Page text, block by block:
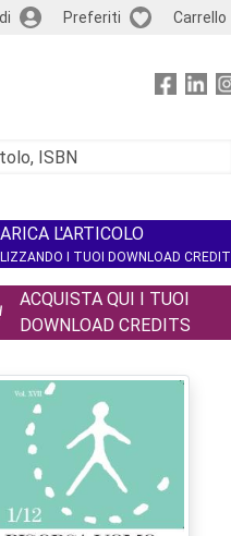
Preferiti Carrello
L'ARTICOLO
I TUOI DOWNLOAD CREDIT
ACQUISTA QUI I TUOI
DOWNLOAD CREDITS